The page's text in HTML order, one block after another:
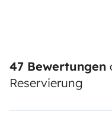
47 Bewertungen
Reservierung